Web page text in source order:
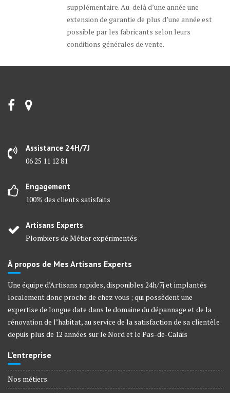
supplémentaire. Au-delà d’une année une
extension de garantie de plus d’une année est
possible par les fabricants selon leurs
conditions générales de vente.
Assistance 24H/7J
06 25 11 12 81
Engagement
100% des clients satisfaits
Artisans Experts
Plombiers de Métier expérimentés
À propos de Mes Artisans Experts
Une équipe d’Artisans rapides, disponibles 24h/7j et implantés
localement donc proche de chez vous ; qui possèdent une
expertise de longue date dans le domaine du dépannage et de la
rénovation de l’habitat, au service de la satisfaction de sa clientèle
depuis plus de 12 années sur le Nord et le Pas-de-Calais
L’entreprise
Nos métiers